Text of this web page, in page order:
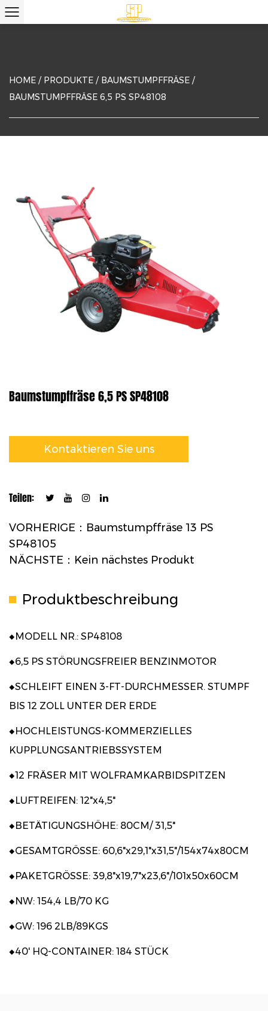
HOME / PRODUKTE / BAUMSTUMPFFRÄSE /
BAUMSTUMPFFRÄSE 6,5 PS SP48108
Baumstumpffräse 6,5 PS SP48108
Kontaktieren Sie uns
Teilen:
VORHERIGE：Baumstumpffräse 13 PS
SP48105
NÄCHSTE：Kein nächstes Produkt
Produktbeschreibung
◆MODELL NR.: SP48108
◆6,5 PS STÖRUNGSFREIER BENZINMOTOR
◆SCHLEIFT EINEN 3-FT-DURCHMESSER. STUMPF
BIS 12 ZOLL UNTER DER ERDE
◆HOCHLEISTUNGS-KOMMERZIELLES
KUPPLUNGSANTRIEBSSYSTEM
◆12 FRÄSER MIT WOLFRAMKARBIDSPITZEN
◆LUFTREIFEN: 12"x4,5"
◆BETÄTIGUNGSHÖHE: 80CM/ 31,5"
◆GESAMTGRÖSSE: 60,6"x29,1"x31,5"/154x74x80CM
◆PAKETGRÖSSE: 39,8"x19,7"x23,6"/101x50x60CM
◆NW: 154,4 LB/70 KG
◆GW: 196 2LB/89KGS
◆40' HQ-CONTAINER: 184 STÜCK